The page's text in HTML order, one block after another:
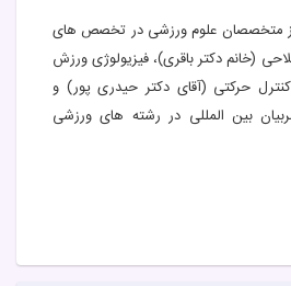
از متخصصان علوم ورزشی در تخصص های
(خانم دکتر باقری)، فیزیولوژی ورزش
حرکتی (آقای دکتر حیدری پور) و
بین المللی در رشته های ورزشی